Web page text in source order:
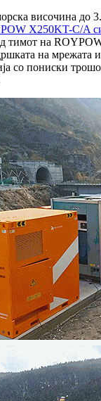
височина до
X250KT-C/A
тимот на
на мрежата
со пониски